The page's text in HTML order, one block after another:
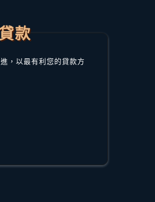
款
，以最有利您的貸款方